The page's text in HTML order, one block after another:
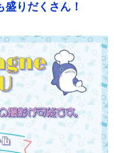
りだくさん！